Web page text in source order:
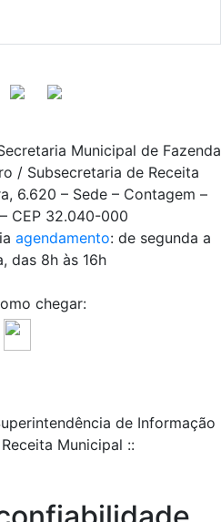
Municipal de Fazenda
/ Subsecretaria de Receita
6.620 – Sede – Contagem –
CEP 32.040-000
agendamento: de segunda a
das 8h às 16h
chegar:
de Informação
Municipal ::